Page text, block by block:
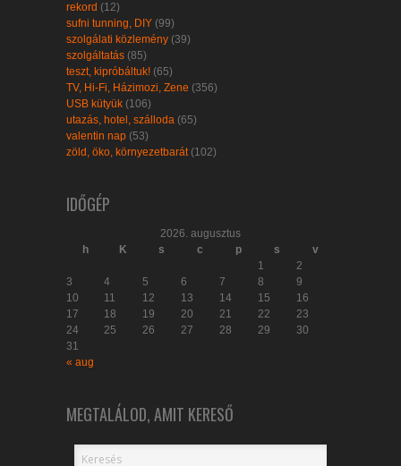
rekord (12)
sufni tunning, DIY (99)
szolgálati közlemény (39)
szolgáltatás (85)
teszt, kipróbáltuk! (65)
TV, Hi-Fi, Házimozi, Zene (356)
USB kütyük (106)
utazás, hotel, szálloda (65)
valentin nap (53)
zöld, öko, környezetbarát(102)
IDŐGÉP
2026. augusztus
h
K s c p s
v
1
2
3
4 5 6 7 8
9
10
11 12 13 14 15
16
17
18 19 20 21 22
23
24
25 26 27 28 29
30
31
« aug
MEGTALÁLOD, AMIT KERESŐ